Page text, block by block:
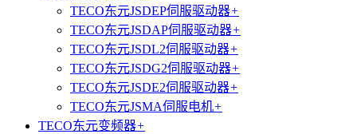
TECO东元JSDEP伺服驱动器+
TECO东元JSDAP伺服驱动器+
TECO东元JSDL2伺服驱动器+
TECO东元JSDG2伺服驱动器+
TECO东元JSDE2伺服驱动器+
TECO东元JSMA伺服电机+
TECO东元变频器+